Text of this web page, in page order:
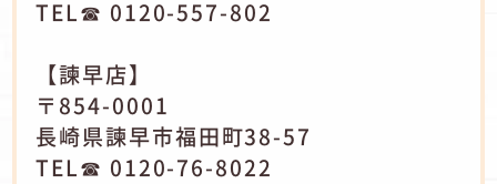
TEL☎ 0120-557-802
【諫早店】
〒854-0001
長崎県諫早市福田町38-57
TEL☎ 0120-76-8022